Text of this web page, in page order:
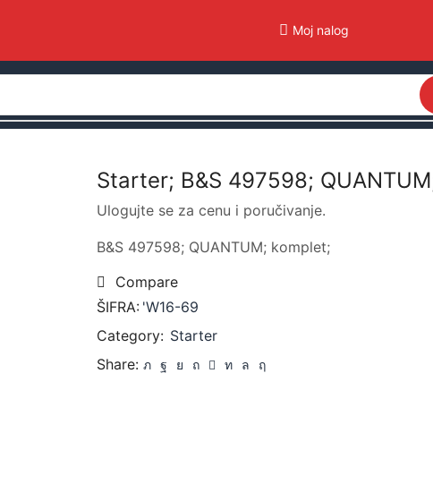
Moj nalog
Starter; B&S 497598;
Ulogujte se za cenu i poručivanje.
B&S 497598; QUANTUM; komplet;
Compare
ŠIFRA: 'W16-69
Category: Starter
Share: